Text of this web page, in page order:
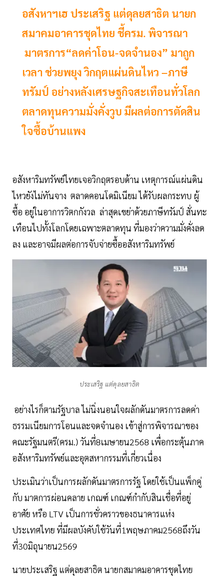
อสังหาฯเฮ ประเสริฐ แต่ดุลยสาธิต นายก
สมาคมอาคารชุดไทย ชี้ครม. พิจารณา
มาตรการ“ลดค่าโอน-จดจำนอง” มาถูก
เวลา ช่วยพยุง วิกฤตแผ่นดินไหว –ภาษี
ทรัมป์ อย่างหลังเศรษฐกิจสะเทือนทั่วโลก
ตลาดทุนความมั่งคั่งวูบ มีผลต่อการตัดสิน
ใจซื้อบ้านแพง
อสังหาริมทรัพย์ไทยเจอวิกฤตรอบด้าน เหตุการณ์แผ่นดิน
ไหวยังไม่ทันจาง ตลาดคอนโดมิเนียม ได้รับผลกระทบ ผู้
ซื้อ อยู่ในอาการวิตกกังวล ล่าสุดเขย่าด้วยภาษีทรัมป์ สั่นทะ
เทือนไปทั้งโลกโดยเฉพาะตลาดทุน ที่มองว่าความมั่งคั่งลด
ลง และอาจมีผลต่อการจับจ่ายซื้ออสังหาริมทรัพย์
ประเสริฐ แต่ดุลยสาธิต
อย่างไรก็ตามรัฐบาล ไม่นิ่งนอนใจผลักดันมาตรการลดค่า
ธรรมเนียมการโอนและจดจำนอง เข้าสู่การพิจารณาของ
คณะรัฐมนตรี(ครม.) วันที่8เมษายน2568 เพื่อกระตุ้นภาค
อสังหาริมทรัพย์และอุตสหากรรมที่เกี่ยวเนื่อง
ประเมินว่าเป็นการผลักดันมาตรการรัฐ โดยใช้เป็นแพ็กคู่
กับ มาตการผ่อนคลาย เกณฑ์ เกณฑ์กำกับสินเชื่อที่อยู่
อาศัย หรือ LTV เป็นการชั่วคราวของธนาคารแห่ง
ประเทศไทย ที่มีผลบังคับใช้วันที่1พฤษภาคม2568ถึงวัน
ที่30มิถุนายน2569
นายประเสริฐ แต่ดุลยสาธิต นายกสมาคมอาคารชุดไทย